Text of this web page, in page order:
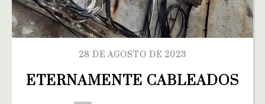
28 DE AGOSTO DE 2023
ETERNAMENTE CABLEADOS